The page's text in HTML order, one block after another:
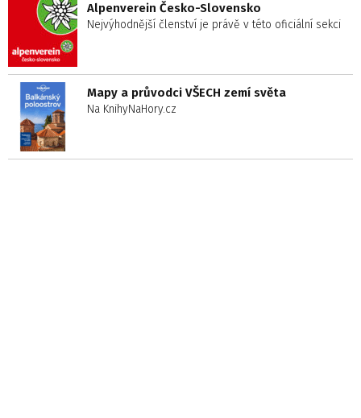
Alpenverein Česko-Slovensko
Nejvýhodnější členství je právě v této oficiální sekci
Mapy a průvodci VŠECH zemí světa
Na KnihyNaHory.cz